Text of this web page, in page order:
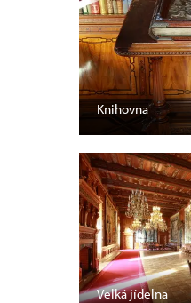
Knihovna
Velká jídelna